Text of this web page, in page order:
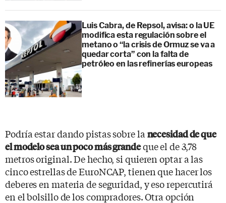
Luis Cabra, de Repsol, avisa: o la UE
modifica esta regulación sobre el
metano o “la crisis de Ormuz se va a
quedar corta” con la falta de
petróleo en las refinerías europeas
Podría estar dando pistas sobre la necesidad de que
el modelo sea un poco más grandeque el de 3,78
metros original. De hecho, si quieren optar a las
cinco estrellas de EuroNCAP, tienen que hacer los
deberes en materia de seguridad, y eso repercutirá
en el bolsillo de los compradores. Otra opción